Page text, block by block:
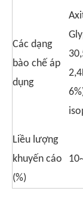
Các dạng
bào chế áp
dụng
Liều lượng
khuyến cáo
(%)